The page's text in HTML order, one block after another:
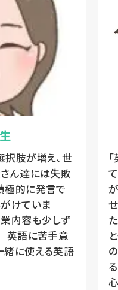
肢が増え、世
ん達には失敗
極的に発言で
けていま
内容も少しず
英語に苦手意
緒に使える英語